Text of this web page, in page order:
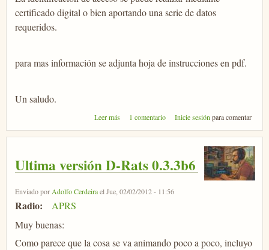
certificado digital o bien aportando una serie de datos
requeridos.
para mas información se adjunta hoja de instrucciones en pdf.
Un saludo.
Leer más sobre Descarga telemática de renovación de
1 comentario Inicie sesión para comentar
Ultima versión D-Rats 0.3.3b6
Enviado porAdolfo Cerdeirael Jue, 02/02/2012 - 11:56
Radio:
APRS
Muy buenas:
Como parece que la cosa se va animando poco a poco, incluyo